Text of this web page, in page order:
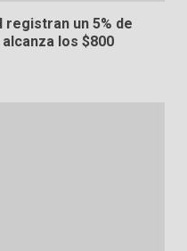
registran un 5% de
los $800